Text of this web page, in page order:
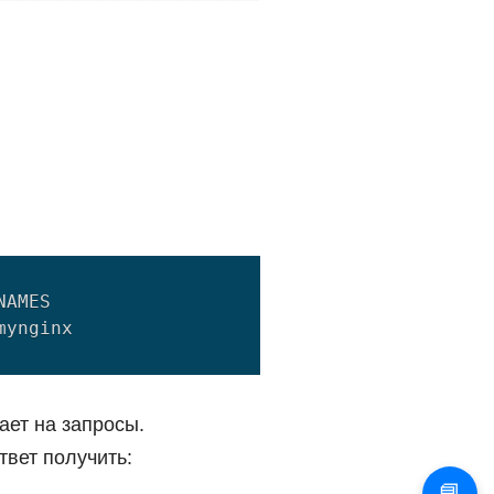
на запросы.
получить: